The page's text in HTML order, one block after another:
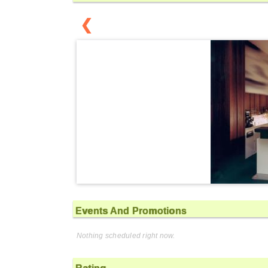
❮
Events And Promotions
Nothing scheduled right now.